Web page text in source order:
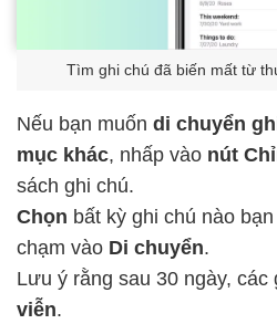
Tìm ghi chú đã biến mất từ
Nếu bạn muốn di chuyển
mục khác, nhấp vào nút
sách ghi chú.
Chọn bất kỳ ghi chú nào
chạm vào Di chuyển.
Lưu ý rằng sau 30 ngày, các
viễn.